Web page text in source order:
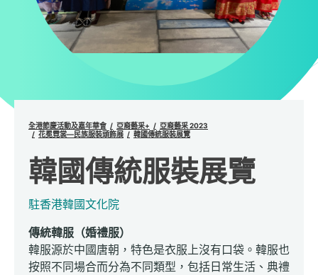
全港節慶活動及嘉年華會 亞裔藝采+
亞裔藝采 2023
花冕霓裳—民族服裝頭飾展
韓國傳統服裝展覽
韓國傳統服裝展覽
駐香港韓國文化院
傳統韓服（婚禮服）
韓服源於中國唐朝，特色是衣服上沒有口袋。韓服也
按照不同場合而分為不同類型，包括日常生活、典禮